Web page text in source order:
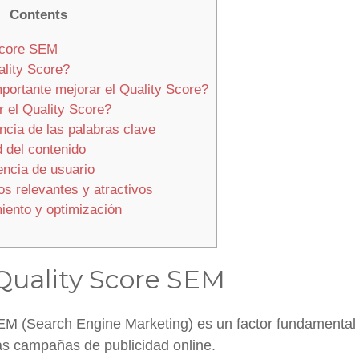
Contents
SEM
Score?
mejorar el Quality Score?
el Quality Score?
de las palabras clave
del contenido
de usuario
relevantes y atractivos
y optimización
Score SEM
(Search Engine Marketing) es un factor
campañas de publicidad online.